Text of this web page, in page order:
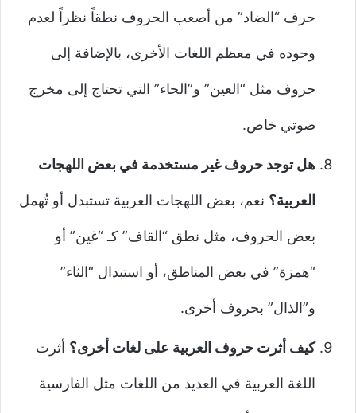
حرف “الضاد” من أصعب الحروف نطقاً نظراً لعدم
وجوده في معظم اللغات الأخرى، بالإضافة إلى
حروف مثل “العين” و”الحاء” التي تحتاج إلى مخرج
صوتي خاص.
هل توجد حروف غير مستخدمة في بعض اللهجات
العربية؟ نعم، بعض اللهجات العربية تستبدل أو تُهمل
بعض الحروف، مثل نطق “القاف” كـ “غين” أو
“همزة” في بعض المناطق، أو استبدال “الثاء”
و”الذال” بحروف أخرى.
كيف أثرت حروف العربية على لغات أخرى؟ أثرت
اللغة العربية في العديد من اللغات مثل الفارسية